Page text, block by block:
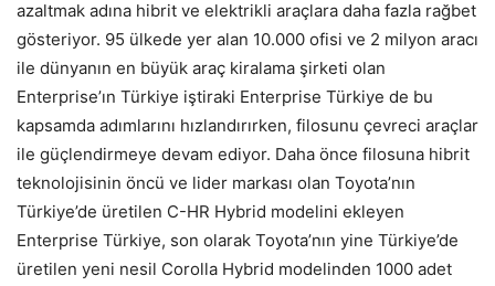
azaltmak adına hibrit ve elektrikli araçlara daha fazla rağbet
gösteriyor. 95 ülkede yer alan 10.000 ofisi ve 2 milyon aracı
ile dünyanın en büyük araç kiralama şirketi olan
Enterprise’ın Türkiye iştiraki Enterprise Türkiye de bu
kapsamda adımlarını hızlandırırken, filosunu çevreci araçlar
ile güçlendirmeye devam ediyor. Daha önce filosuna hibrit
teknolojisinin öncü ve lider markası olan Toyota’nın
Türkiye’de üretilen C-HR Hybrid modelini ekleyen
Enterprise Türkiye, son olarak Toyota’nın yine Türkiye’de
üretilen yeni nesil Corolla Hybrid modelinden 1000 adet